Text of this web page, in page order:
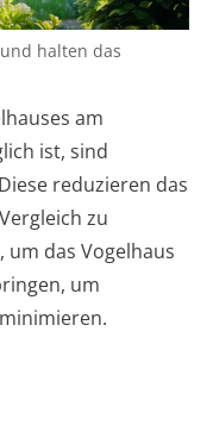
halten das
am
ist, sind
reduzieren das
zu
das Vogelhaus
um